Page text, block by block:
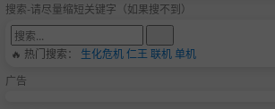
搜索-请尽量缩短关键字（如果搜不到）
🔥 热门搜索： 生化危机仁王 联机单机
广告